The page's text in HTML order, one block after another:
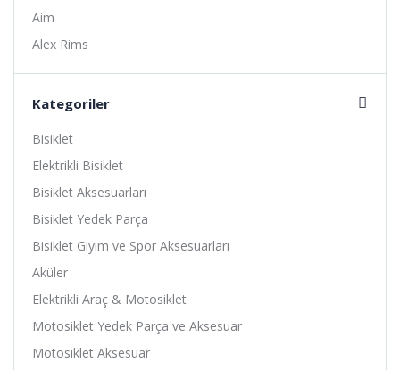
Aim
Alex Rims
Alhonga
Alligator
Kategoriler
Bisiklet
Elektrikli Bisiklet
Bisiklet Aksesuarları
Bisiklet Yedek Parça
Bisiklet Giyim ve Spor Aksesuarları
Aküler
Elektrikli Araç & Motosiklet
Motosiklet Yedek Parça ve Aksesuar
Motosiklet Aksesuar